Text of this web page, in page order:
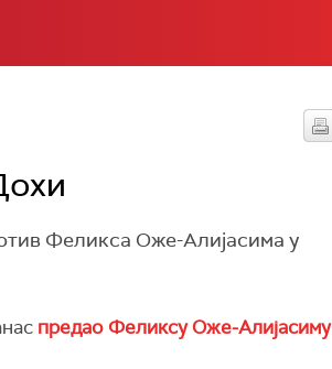
Феликса Оже-Алијасима у
предао Феликсу Оже-Алијасиму